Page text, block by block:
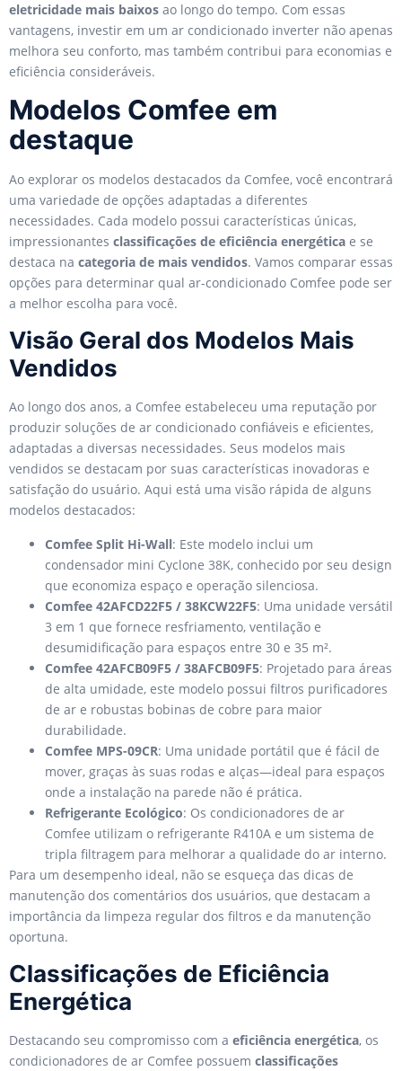
eletricidade mais baixos ao longo do tempo. Com essas
vantagens, investir em um ar condicionado inverter não apenas
melhora seu conforto, mas também contribui para economias e
eficiência consideráveis.
Modelos Comfee em
destaque
Ao explorar os modelos destacados da Comfee, você encontrará
uma variedade de opções adaptadas a diferentes
necessidades. Cada modelo possui características únicas,
impressionantes classificações de eficiência energética e se
destaca na categoria de mais vendidos. Vamos comparar essas
opções para determinar qual ar-condicionado Comfee pode ser
a melhor escolha para você.
Visão Geral dos Modelos Mais
Vendidos
Ao longo dos anos, a Comfee estabeleceu uma reputação por
produzir soluções de ar condicionado confiáveis e eficientes,
adaptadas a diversas necessidades. Seus modelos mais
vendidos se destacam por suas características inovadoras e
satisfação do usuário. Aqui está uma visão rápida de alguns
modelos destacados:
Comfee Split Hi-Wall: Este modelo inclui um
condensador mini Cyclone 38K, conhecido por seu design
que economiza espaço e operação silenciosa.
Comfee 42AFCD22F5 / 38KCW22F5: Uma unidade versátil
3 em 1 que fornece resfriamento, ventilação e
desumidificação para espaços entre 30 e 35 m².
Comfee 42AFCB09F5 / 38AFCB09F5: Projetado para áreas
de alta umidade, este modelo possui filtros purificadores
de ar e robustas bobinas de cobre para maior
durabilidade.
Comfee MPS-09CR: Uma unidade portátil que é fácil de
mover, graças às suas rodas e alças—ideal para espaços
onde a instalação na parede não é prática.
Refrigerante Ecológico: Os condicionadores de ar
Comfee utilizam o refrigerante R410A e um sistema de
tripla filtragem para melhorar a qualidade do ar interno.
Para um desempenho ideal, não se esqueça das dicas de
manutenção dos comentários dos usuários, que destacam a
importância da limpeza regular dos filtros e da manutenção
oportuna.
Classificações de Eficiência
Energética
Destacando seu compromisso com a eficiência energética, os
condicionadores de ar Comfee possuem classificações